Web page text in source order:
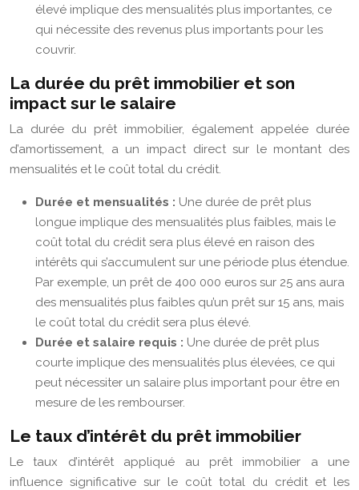
élevé implique des mensualités plus importantes, ce
qui nécessite des revenus plus importants pour les
couvrir.
La durée du prêt immobilier et son
impact sur le salaire
La durée du prêt immobilier, également appelée durée
d’amortissement, a un impact direct sur le montant des
mensualités et le coût total du crédit.
Durée et mensualités : Une durée de prêt plus
longue implique des mensualités plus faibles, mais le
coût total du crédit sera plus élevé en raison des
intérêts qui s’accumulent sur une période plus étendue.
Par exemple, un prêt de 400 000 euros sur 25 ans aura
des mensualités plus faibles qu’un prêt sur 15 ans, mais
le coût total du crédit sera plus élevé.
Durée et salaire requis : Une durée de prêt plus
courte implique des mensualités plus élevées, ce qui
peut nécessiter un salaire plus important pour être en
mesure de les rembourser.
Le taux d’intérêt du prêt immobilier
Le taux d’intérêt appliqué au prêt immobilier a une
influence significative sur le coût total du crédit et les